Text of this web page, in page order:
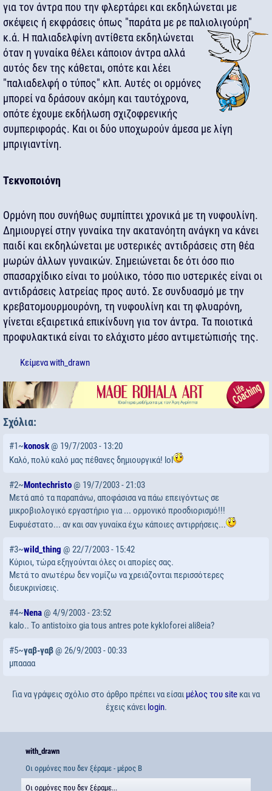
για τον άντρα που την φλερτάρει και εκδηλώνεται με
σκέψεις ή εκφράσεις όπως "παράτα με ρε παλιολιγούρη"
κ.ά. Η παλιαδελφίνη αντίθετα εκδηλώνεται
όταν η γυναίκα θέλει κάποιον άντρα αλλά
αυτός δεν της κάθεται, οπότε και λέει
"παλιαδελφή ο τύπος" κλπ. Αυτές οι ορμόνες
μπορεί να δράσουν ακόμη και ταυτόχρονα,
οπότε έχουμε εκδήλωση σχιζοφρενικής
συμπεριφοράς. Και οι δύο υποχωρούν άμεσα με λίγη
μπριγιαντίνη.
Τεκνοποιόνη
Ορμόνη που συνήθως συμπίπτει χρονικά με τη νυφουλίνη.
Δημιουργεί στην γυναίκα την ακατανόητη ανάγκη να κάνει
παιδί και εκδηλώνεται με υστερικές αντιδράσεις στη θέα
μωρών άλλων γυναικών. Σημειώνεται δε ότι όσο πιο
σπασαρχίδικο είναι το μούλικο, τόσο πιο υστερικές είναι οι
αντιδράσεις λατρείας προς αυτό. Σε συνδυασμό με την
κρεβατομουρμουρόνη, τη νυφουλίνη και τη φλυαρόνη,
γίνεται εξαιρετικά επικίνδυνη για τον άντρα. Τα ποιοτικά
προφυλακτικά είναι το ελάχιστο μέσο αντιμετώπισής της.
Κείμεναwith_drawn
Σχόλια:
#1~konosk@ 19/7/2003 - 13:20
Καλό, πολύ καλό μας πέθανες δημιουργικά! lol
#2~Montechristo @ 19/7/2003 - 21:03
Μετά από τα παραπάνω, αποφάσισα να πάω επειγόντως σε
μικροβιολογικό εργαστήριο για ... ορμονικό προσδιορισμό!!!
Ευφυέστατο... αν και σαν γυναίκα έχω κάποιες αντιρρήσεις...
#3~wild_thing @ 22/7/2003 - 15:42
Κύριοι, τώρα εξηγούνται όλες οι απορίες σας.
Μετά το ανωτέρω δεν νομίζω να χρειάζονται περισσότερες
διευκρινίσεις.
#4~ Nena @ 4/9/2003 - 23:52
kalo.. To antistoixo gia tous antres pote kykloforei ali8eia?
#5~γαβ-γαβ@ 26/9/2003 - 00:33
μπαααα
Για να γράψεις σχόλιο στο άρθρο πρέπει να είσαι μέλος του site και να
έχεις κάνει login.
with_drawn
Οι ορμόνες που δεν ξέραμε - μέρος Β
Οι ορμόνες που δεν ξέραμε...